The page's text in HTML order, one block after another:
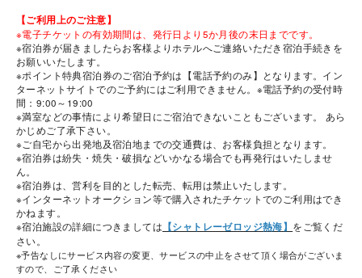
【ご利用上のご注意】
※電子チケットの有効期間は、発行日より5か月後の末日までです。
※宿泊券が届きましたらお客様よりホテルへご連絡いただき宿泊手続きを
お願いいたします。
※ポイント特典宿泊券のご宿泊予約は【電話予約のみ】となります。イン
ターネットサイトでのご予約にはご利用できません。※電話予約の受付時
間：9:00～19:00
※満室などの事情により希望日にご宿泊できないこともございます。 あら
かじめご了承下さい。
※ご自宅から出発地及宿泊地までの交通費は、お客様負担となります。
※宿泊券は紛失・焼失・破損などいかなる場合でも再発行はいたしませ
ん。
※宿泊券は、営利を目的とした転売、転用は禁止いたします。
※インターネットオークション等で購入されたチケットでのご利用はでき
かねます。
※宿泊施設の詳細につきましては 【シャトレーゼロッジ熱海】 をご覧くだ
さい。
※予告なしにサービス内容の変更、サービスの中止をさせて頂く場合がございま
すので、ご了承ください